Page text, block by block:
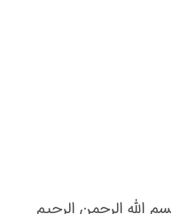
الله الرحمن الرحیم